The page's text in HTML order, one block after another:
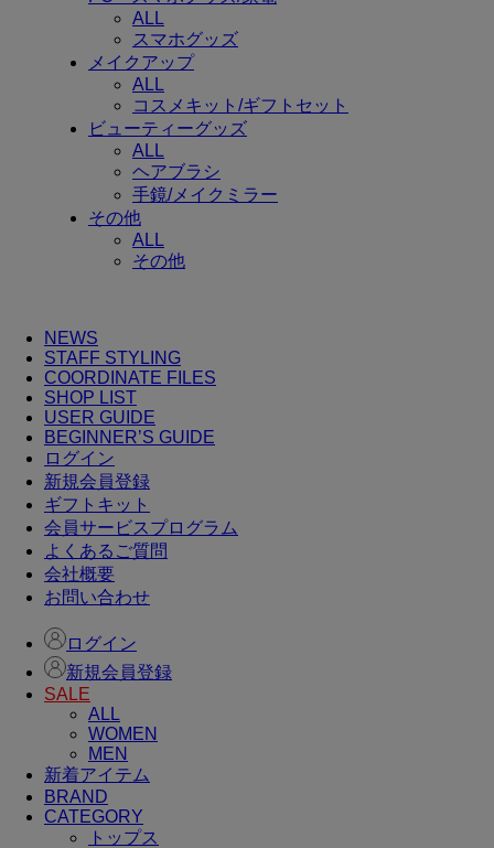
ALL
スマホグッズ
メイクアップ
ALL
コスメキット/ギフトセット
ビューティーグッズ
ALL
ヘアブラシ
手鏡/メイクミラー
その他
ALL
その他
NEWS
STAFF STYLING
COORDINATE FILES
SHOP LIST
USER GUIDE
BEGINNER’S GUIDE
ログイン
新規会員登録
ギフトキット
会員サービスプログラム
よくあるご質問
会社概要
お問い合わせ
ログイン
新規会員登録
SALE
ALL
WOMEN
MEN
新着アイテム
BRAND
CATEGORY
トップス